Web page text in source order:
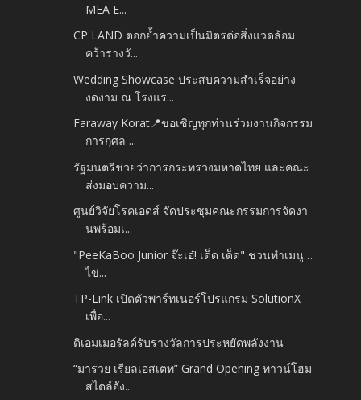
MEA E...
CP LAND ตอกย้ำความเป็นมิตรต่อสิ่งแวดล้อม
คว้ารางวั...
Wedding Showcase ประสบความสำเร็จอย่าง
งดงาม ณ โรงแร...
Faraway Korat📍ขอเชิญทุกท่านร่วมงานกิจกรรม
การกุศล ...
รัฐมนตรีช่วยว่าการกระทรวงมหาดไทย และคณะ
ส่งมอบความ...
ศูนย์วิจัยโรคเอดส์ จัดประชุมคณะกรรมการจัดงา
นพร้อมเ...
"PeeKaBoo Junior จ๊ะเอ๋! เด็ด เด็ด" ชวนทำเมนู…
ไข่...
TP-Link เปิดตัวพาร์ทเนอร์โปรแกรม SolutionX
เพื่อ...
ดิเอมเมอรัลด์รับรางวัลการประหยัดพลังงาน
“มารวย เรียลเอสเตท” Grand Opening ทาวน์โฮม
สไตล์อัง...